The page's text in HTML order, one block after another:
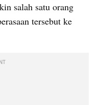
salah satu orang
tersebut ke